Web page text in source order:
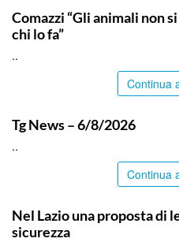
Comazzi “Gli animali non
chi lo fa”
..
Continua
Tg News – 6/8/2026
..
Continua
Nel Lazio una proposta di
sicurezza